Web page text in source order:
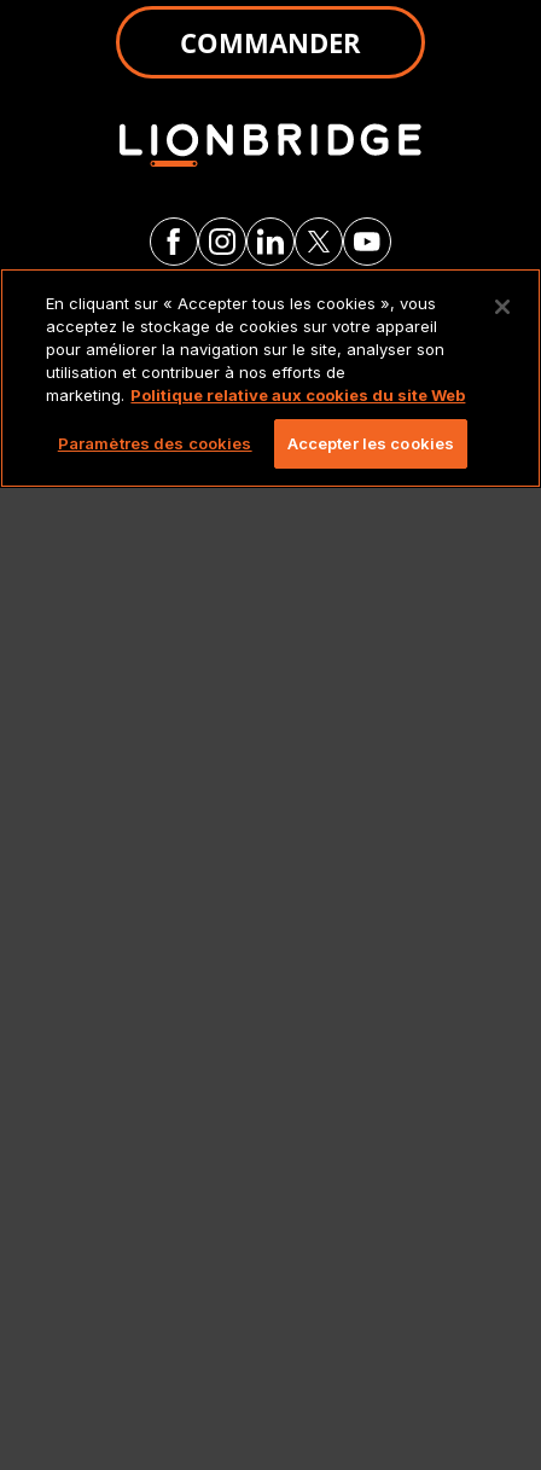
COMMANDER
MENTIONS LÉGALES ET
POLITIQUES
Copyright 2026 Lionbridge Technologies, LLC. Tous
droits réservés.
En cliquant sur « Accepter tous les cookies », vous
acceptez le stockage de cookies sur votre appareil
pour améliorer la navigation sur le site, analyser son
utilisation et contribuer à nos efforts de
marketing. Politique relative aux cookies du site Web
Paramètres des cookies Accepter les cookies